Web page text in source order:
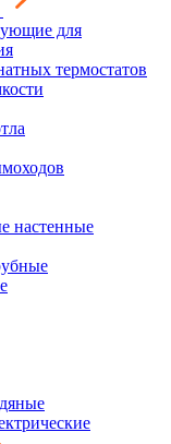
для
термостатов
настенные